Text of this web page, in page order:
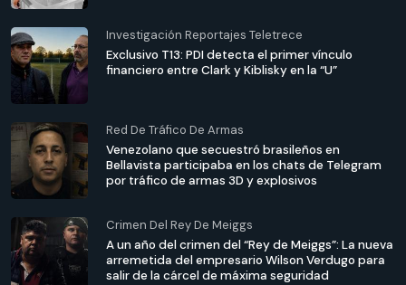
Investigación Reportajes Teletrece
Exclusivo T13: PDI detecta el primer vínculo
financiero entre Clark y Kiblisky en la “U”
Red De Tráfico De Armas
Venezolano que secuestró brasileños en
Bellavista participaba en los chats de Telegram
por tráfico de armas 3D y explosivos
Crimen Del Rey De Meiggs
A un año del crimen del “Rey de Meiggs”: La nueva
arremetida del empresario Wilson Verdugo para
salir de la cárcel de máxima seguridad